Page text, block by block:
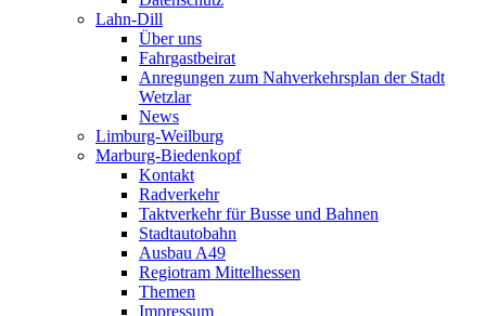
Lahn-Dill
Über uns
Fahrgastbeirat
Anregungen zum Nahverkehrsplan der Stadt
Wetzlar
News
Limburg-Weilburg
Marburg-Biedenkopf
Kontakt
Radverkehr
Taktverkehr für Busse und Bahnen
Stadtautobahn
Ausbau A49
Regiotram Mittelhessen
Themen
Impressum